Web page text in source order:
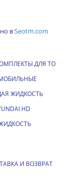
вSeotm.com
ДЛЯ ТО
ЖИДКОСТЬ
HD
И ВОЗВРАТ